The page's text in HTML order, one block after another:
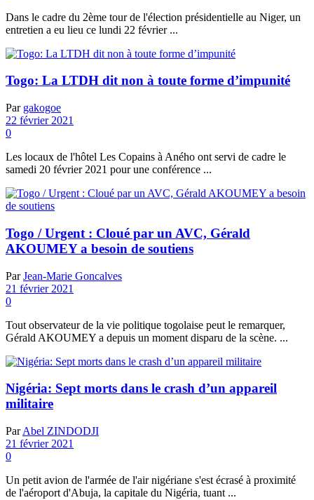
Dans le cadre du 2ème tour de l'élection présidentielle au Niger, un
entretien a eu lieu ce lundi 22 février ...
Togo: La LTDH dit non à toute forme d’impunité
Par gakogoe
22 février 2021
0
Les locaux de l'hôtel Les Copains à Aného ont servi de cadre le
samedi 20 février 2021 pour une conférence ...
Togo / Urgent : Cloué par un AVC, Gérald
AKOUMEY a besoin de soutiens
Par Jean-Marie Goncalves
21 février 2021
0
Tout observateur de la vie politique togolaise peut le remarquer,
Gérald AKOUMEY a depuis un moment disparu de la scène. ...
Nigéria: Sept morts dans le crash d’un appareil
militaire
Par Abel ZINDODJI
21 février 2021
0
Un petit avion de l'armée de l'air nigériane s'est écrasé à proximité
de l'aéroport d'Abuja, la capitale du Nigéria, tuant ...